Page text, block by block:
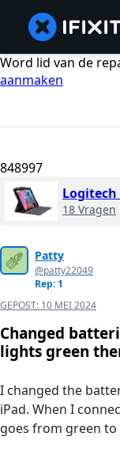
Word lid van de
aanmaken
848997
18 Vragen
Patty
@patty22049
Rep: 1
GEPOST: 10 MEI 2024
Changed
lights green
I changed the
iPad. When I
goes from green